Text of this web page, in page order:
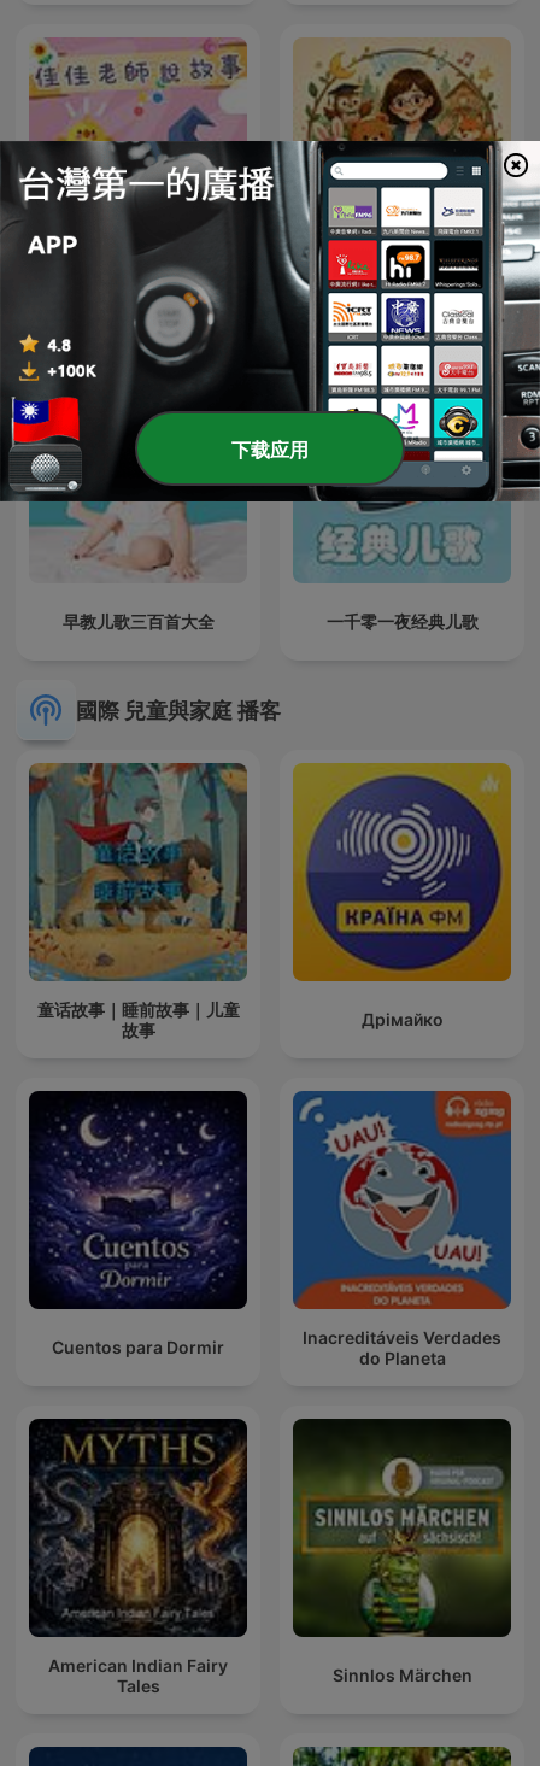
佳佳老師說故事
Teacher Ann's Musical
Routine｜Teacher Ann 的
兒童常規轉換兒歌故事屋
早教儿歌三百首大全 一千零一夜经典儿歌
國際 兒童與家庭 播客
童话故事｜睡前故事｜儿童
故事
Дрімайко
Cuentos para Dormir
Inacreditáveis Verdades
do Planeta
American Indian Fairy
Tales
Sinnlos Märchen
下载应用